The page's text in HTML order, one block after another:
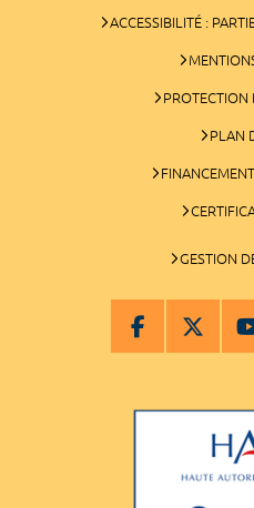
ACCESSIBILITÉ :
PROTECTION
PLAN
GESTION